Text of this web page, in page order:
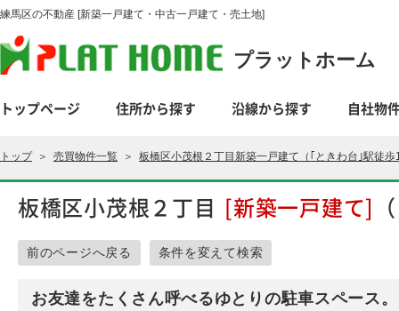
練馬区の不動産 [新築一戸建て・中古一戸建て・売土地]
プラットホーム
トップページ 住所から探す 沿線から探す 自社物
トップ＞ 売買物件一覧 ＞ 板橋区小茂根２丁目新築一戸建て（｢ときわ台｣駅徒歩
板橋区小茂根２丁目 [新築一戸建て]
前のページへ戻る 条件を変えて検索
お友達をたくさん呼べるゆとりの駐車スペース